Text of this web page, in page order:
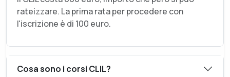
rateizzare. La prima rata per procedere con
l'iscrizione è di 100 euro.
Cosa sono i corsi CLIL?